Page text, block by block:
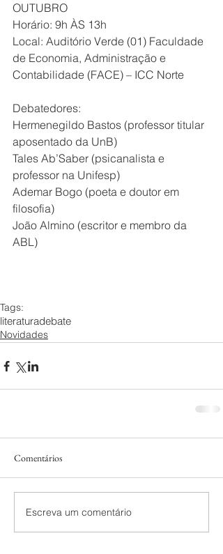
OUTUBRO
Horário: 9h ÀS 13h
Local: Auditório Verde (01) Faculdade
de Economia, Administração e
Contabilidade (FACE) – ICC Norte
Debatedores:
Hermenegildo Bastos (professor titular
aposentado da UnB)
Tales Ab’Saber (psicanalista e
professor na Unifesp)
Ademar Bogo (poeta e doutor em
filosofia)
João Almino (escritor e membro da
ABL)
Tags:
literaturadebate
Novidades
Comentários
Escreva um comentário